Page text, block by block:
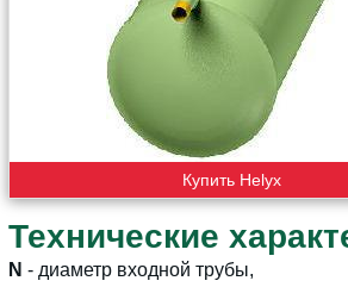
Купить Helyx
Технические
N - диаметр входной трубы,